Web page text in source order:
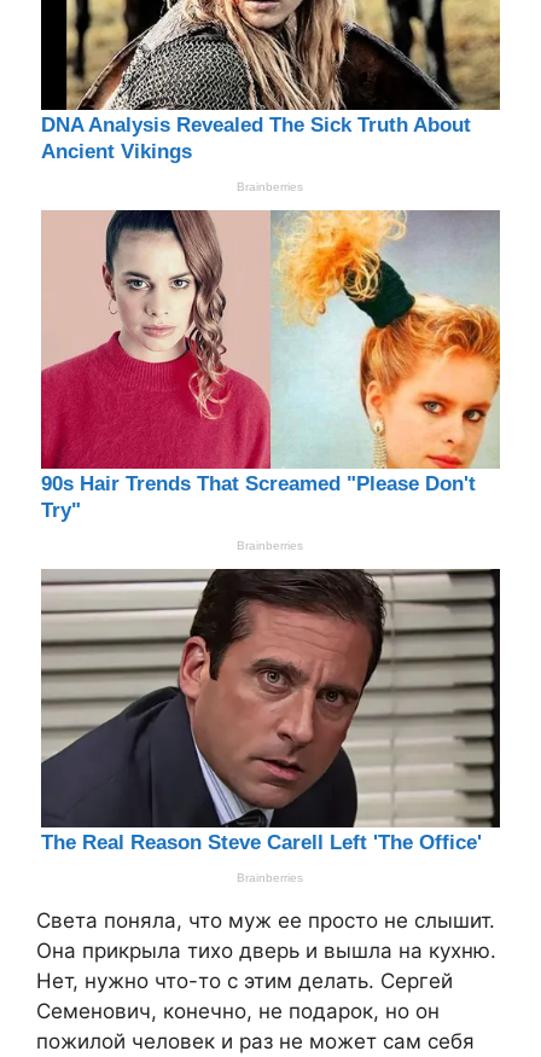
Света поняла, что муж ее просто не слышит.
Она прикрыла тихо дверь и вышла на кухню.
Нет, нужно что-то с этим делать. Сергей
Семенович, конечно, не подарок, но он
пожилой человек и раз не может сам себя